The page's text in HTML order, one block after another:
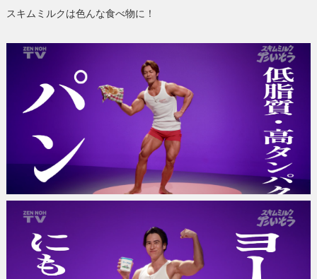
スキムミルクは色んな食べ物に！